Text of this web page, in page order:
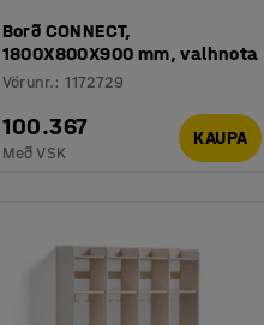
Borð CONNECT,
1800X800X900 mm, valhnota
Vörunr.:1172729
100.367
Með VSK
KAUPA